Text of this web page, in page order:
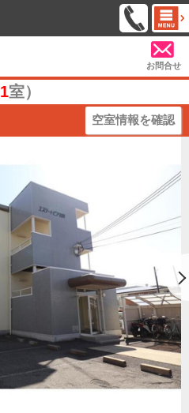
お問合せ
1室）
空室情報を確認